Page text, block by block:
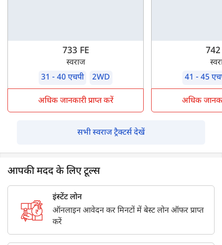
733 FE
स्वराज
31 - 40 एचपी
2WD
अधिक जानकारी प्राप्त करें
742
41 - 45
अधिक
सभी स्वराज ट्रैक्टर्स देखें
आपकी मदद के लिए टूल्स
इंस्टेंट लोन
ऑनलाइन आवेदन कर मिनटों में बेस्ट लोन ऑफर प्राप्त
करें